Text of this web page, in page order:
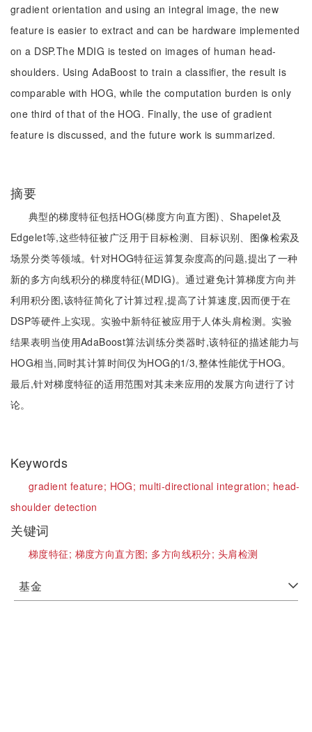
gradient orientation and using an integral image, the new
feature is easier to extract and can be hardware implemented
on a DSP.The MDIG is tested on images of human head-
shoulders. Using AdaBoost to train a classifier, the result is
comparable with HOG, while the computation burden is only
one third of that of the HOG. Finally, the use of gradient
feature is discussed, and the future work is summarized.
摘要
典型的梯度特征包括HOG(梯度方向直方图)、Shapelet及
Edgelet等,这些特征被广泛用于目标检测、目标识别、图像检索及
场景分类等领域。针对HOG特征运算复杂度高的问题,提出了一种
新的多方向线积分的梯度特征(MDIG)。通过避免计算梯度方向并
利用积分图,该特征简化了计算过程,提高了计算速度,因而便于在
DSP等硬件上实现。实验中新特征被应用于人体头肩检测。实验
结果表明当使用AdaBoost算法训练分类器时,该特征的描述能力与
HOG相当,同时其计算时间仅为HOG的1/3,整体性能优于HOG。
最后,针对梯度特征的适用范围对其未来应用的发展方向进行了讨
论。
Keywords
gradient feature; HOG; multi-directional integration; head-
shoulder detection
关键词
梯度特征; 梯度方向直方图; 多方向线积分; 头肩检测
基金